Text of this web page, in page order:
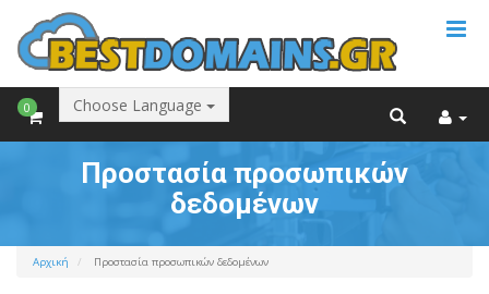
0 Choose Language
Προστασία προσωπικών
δεδομένων
Αρχική Προστασία προσωπικών δεδομένων